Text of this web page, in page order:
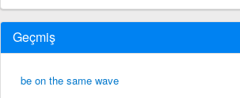
Geçmiş
be on the same wave